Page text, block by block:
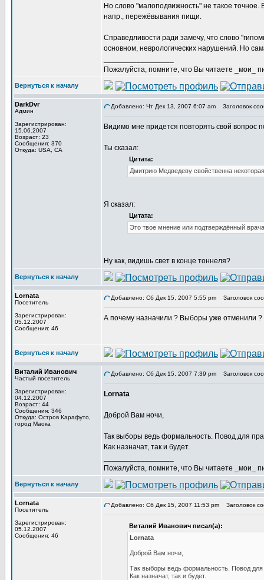
Но слово "малоподвижность" не такое точное.
напр., пережёвывания пищи.
Справедливости ради замечу, что слово
основном, неврологических нарушений. Но
Пожалуйста, помните, что Вы читаете _мои_
Вернуться к началу
DarkDvr
Админ
Зарегистрирован:
15.06.2007
Возраст: 23
Сообщения: 370
Откуда: USA, CA
Добавлено: Чт Дек 13, 2007 6:07 am Заголовок
Видимо мне придется повторять свой вопрос
Ты сказал:
Цитата:
Дмитрию Медведеву свойственна
Я сказал:
Цитата:
Это твое мнение или подтверждённый
Ну как, видишь свет в конце тоннеля?
Вернуться к началу
Lornata
Посетитель
Зарегистрирован:
05.12.2007
Сообщения: 46
Добавлено: Сб Дек 15, 2007 5:55 pm Заголовок
А почему назначили ? Выборы уже отменили ?
Вернуться к началу
Виталий Иванович
Частый посетитель
Зарегистрирован:
04.12.2007
Возраст: 44
Сообщения: 346
Откуда: Остров Карафуто,
город Маока
Добавлено: Сб Дек 15, 2007 7:39 pm Заголовок
Lornata
Доброй Вам ночи,
Так выборы ведь формальность. Повод для
Как назначат, так и будет.
Пожалуйста, помните, что Вы читаете _мои_
Вернуться к началу
Lornata
Посетитель
Зарегистрирован:
05.12.2007
Сообщения: 46
Добавлено: Сб Дек 15, 2007 11:53 pm Заголовок
Виталий Иванович писал(а):
Lornata
Доброй Вам ночи,
Так выборы ведь формальность. Повод для
Как назначат, так и будет.